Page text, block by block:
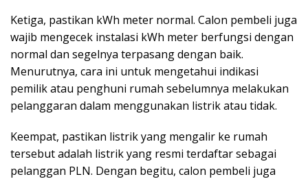
Ketiga, pastikan kWh meter normal. Calon pembeli juga
wajib mengecek instalasi kWh meter berfungsi dengan
normal dan segelnya terpasang dengan baik.
Menurutnya, cara ini untuk mengetahui indikasi
pemilik atau penghuni rumah sebelumnya melakukan
pelanggaran dalam menggunakan listrik atau tidak.
Keempat, pastikan listrik yang mengalir ke rumah
tersebut adalah listrik yang resmi terdaftar sebagai
pelanggan PLN. Dengan begitu, calon pembeli juga